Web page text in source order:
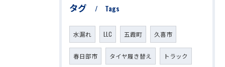
タグ Tags
水漏れ LLC 五霞町 久喜市
春日部市 タイヤ履き替え トラック